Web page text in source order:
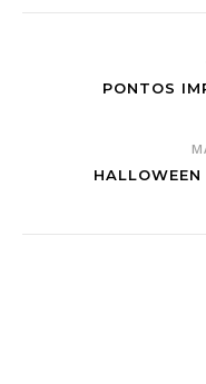
PONTOS